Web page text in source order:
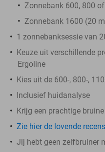
Zonnebank 600, 800
Zonnebank 1600 (20
1 zonnebanksessie van
Keuze uit verschillende
Ergoline
Kies uit de 600-, 800-,
Inclusief huidanalyse
Krijg een prachtige
Zie hier de lovende
Jij hebt geen zelfbruiner